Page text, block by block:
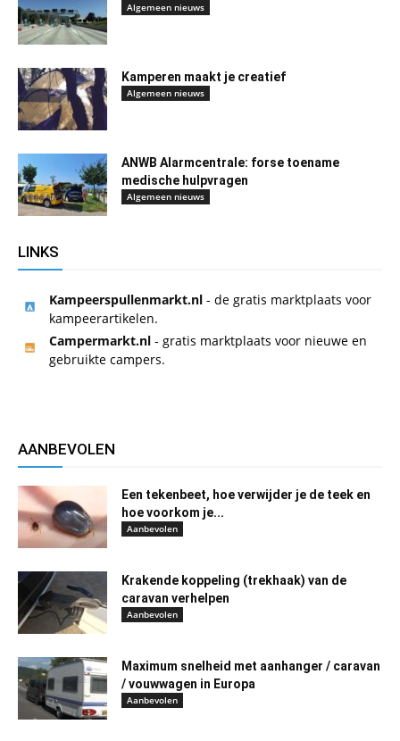
Algemeen nieuws
Kamperen maakt je creatief
Algemeen nieuws
ANWB Alarmcentrale: forse toename
medische hulpvragen
Algemeen nieuws
LINKS
Kampeerspullenmarkt.nl - de gratis marktplaats voor
kampeerartikelen.
Campermarkt.nl - gratis marktplaats voor nieuwe en
gebruikte campers.
AANBEVOLEN
Een tekenbeet, hoe verwijder je de teek en
hoe voorkom je...
Aanbevolen
Krakende koppeling (trekhaak) van de
caravan verhelpen
Aanbevolen
Maximum snelheid met aanhanger / caravan
/ vouwwagen in Europa
Aanbevolen